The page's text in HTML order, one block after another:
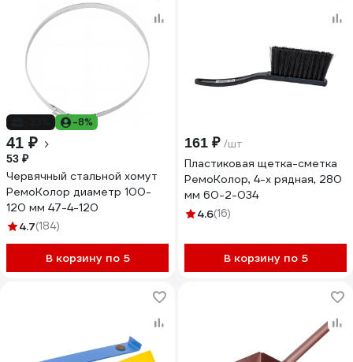
-8%
41 ₽
53 ₽
Червячный стальной хомут
РемоКолор диаметр 100-
120 мм 47-4-120
4.7(184)
В корзину по 5
161 ₽ /шт
Пластиковая щетка-сметка
РемоКолор, 4-х рядная, 280
мм 60-2-034
4.6(16)
В корзину по 5